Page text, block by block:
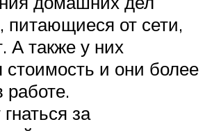
питающиеся от сети,
А также у них
и они более
за